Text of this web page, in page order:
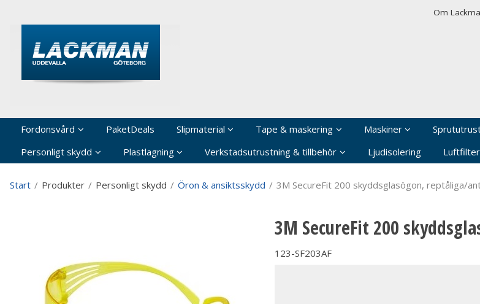
Om
Villkor
Fordonsvård PaketDeals Slipmaterial Tape & maskering Maskiner
Personligt skydd
Plastlagning Verkstadsutrustning & tillbehör Ljudisolering Luftfilter
Start / Produkter / Personligt skydd / Öron & ansiktsskydd / 3M SecureFit 200 skyddsglasögon, reptåliga/
3M SecureFit 200
123-SF203AF